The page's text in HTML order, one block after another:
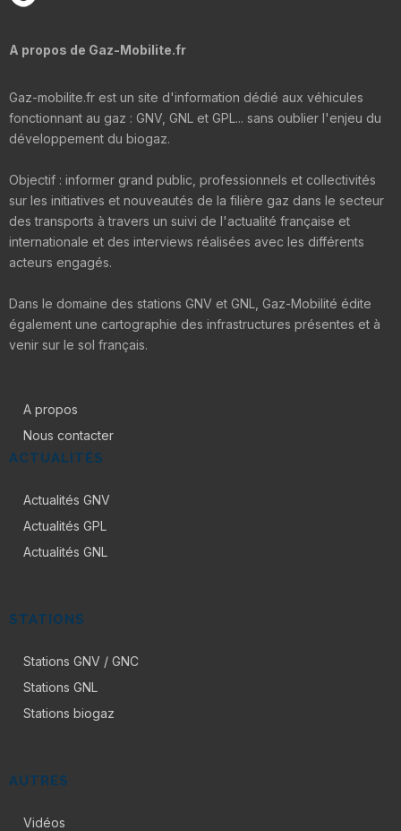
A propos de Gaz-Mobilite.fr
Gaz-mobilite.fr est un site d'information dédié aux véhicules
fonctionnant au gaz : GNV, GNL et GPL... sans oublier l'enjeu du
développement du biogaz.
Objectif : informer grand public, professionnels et collectivités
sur les initiatives et nouveautés de la filière gaz dans le secteur
des transports à travers un suivi de l'actualité française et
internationale et des interviews réalisées avec les différents
acteurs engagés.
Dans le domaine des stations GNV et GNL, Gaz-Mobilité édite
également une cartographie des infrastructures présentes et à
venir sur le sol français.
A propos
Nous contacter
ACTUALITÉS
Actualités GNV
Actualités GPL
Actualités GNL
STATIONS
Stations GNV / GNC
Stations GNL
Stations biogaz
AUTRES
Vidéos